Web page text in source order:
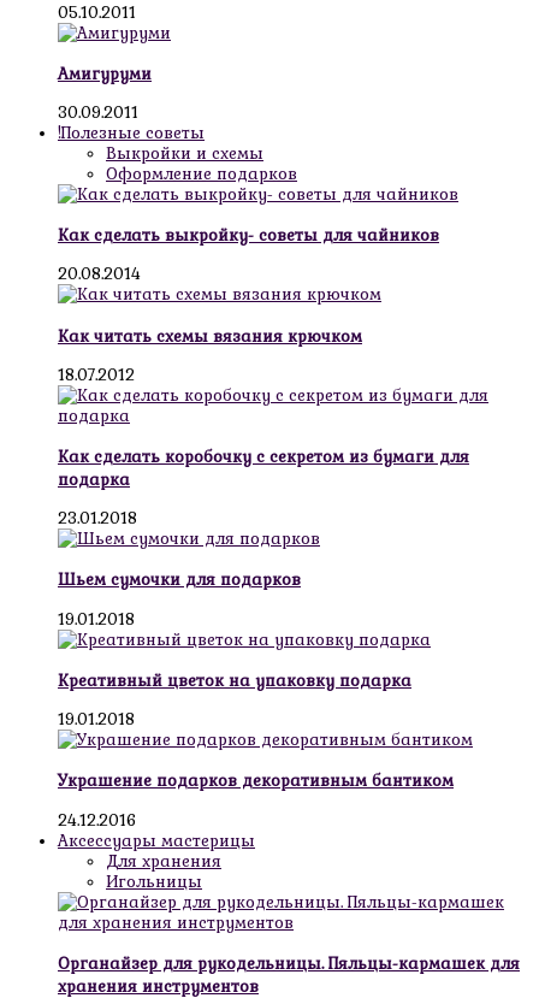
05.10.2011
Амигуруми
30.09.2011
!Полезные советы
Выкройки и схемы
Оформление подарков
Как сделать выкройку- советы для чайников
20.08.2014
Как читать схемы вязания крючком
18.07.2012
Как сделать коробочку с секретом из бумаги для
подарка
23.01.2018
Шьем сумочки для подарков
19.01.2018
Креативный цветок на упаковку подарка
19.01.2018
Украшение подарков декоративным бантиком
24.12.2016
Аксессуары мастерицы
Для хранения
Игольницы
Органайзер для рукодельницы. Пяльцы-кармашек для
хранения инструментов